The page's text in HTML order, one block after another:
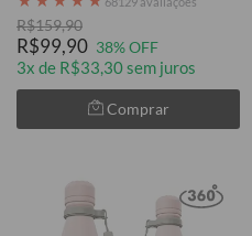
R$159,90
R$99,90 38% OFF
3x de R$33,30 sem juros
Comprar